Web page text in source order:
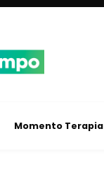
Momento Terapia